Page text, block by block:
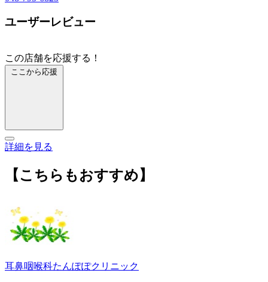
ユーザーレビュー
この店舗を応援する！
ここから応援
詳細を見る
【こちらもおすすめ】
耳鼻咽喉科たんぽぽクリニック